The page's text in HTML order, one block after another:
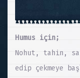
Humus için;
Nohut, tahin,
edip çekmeye